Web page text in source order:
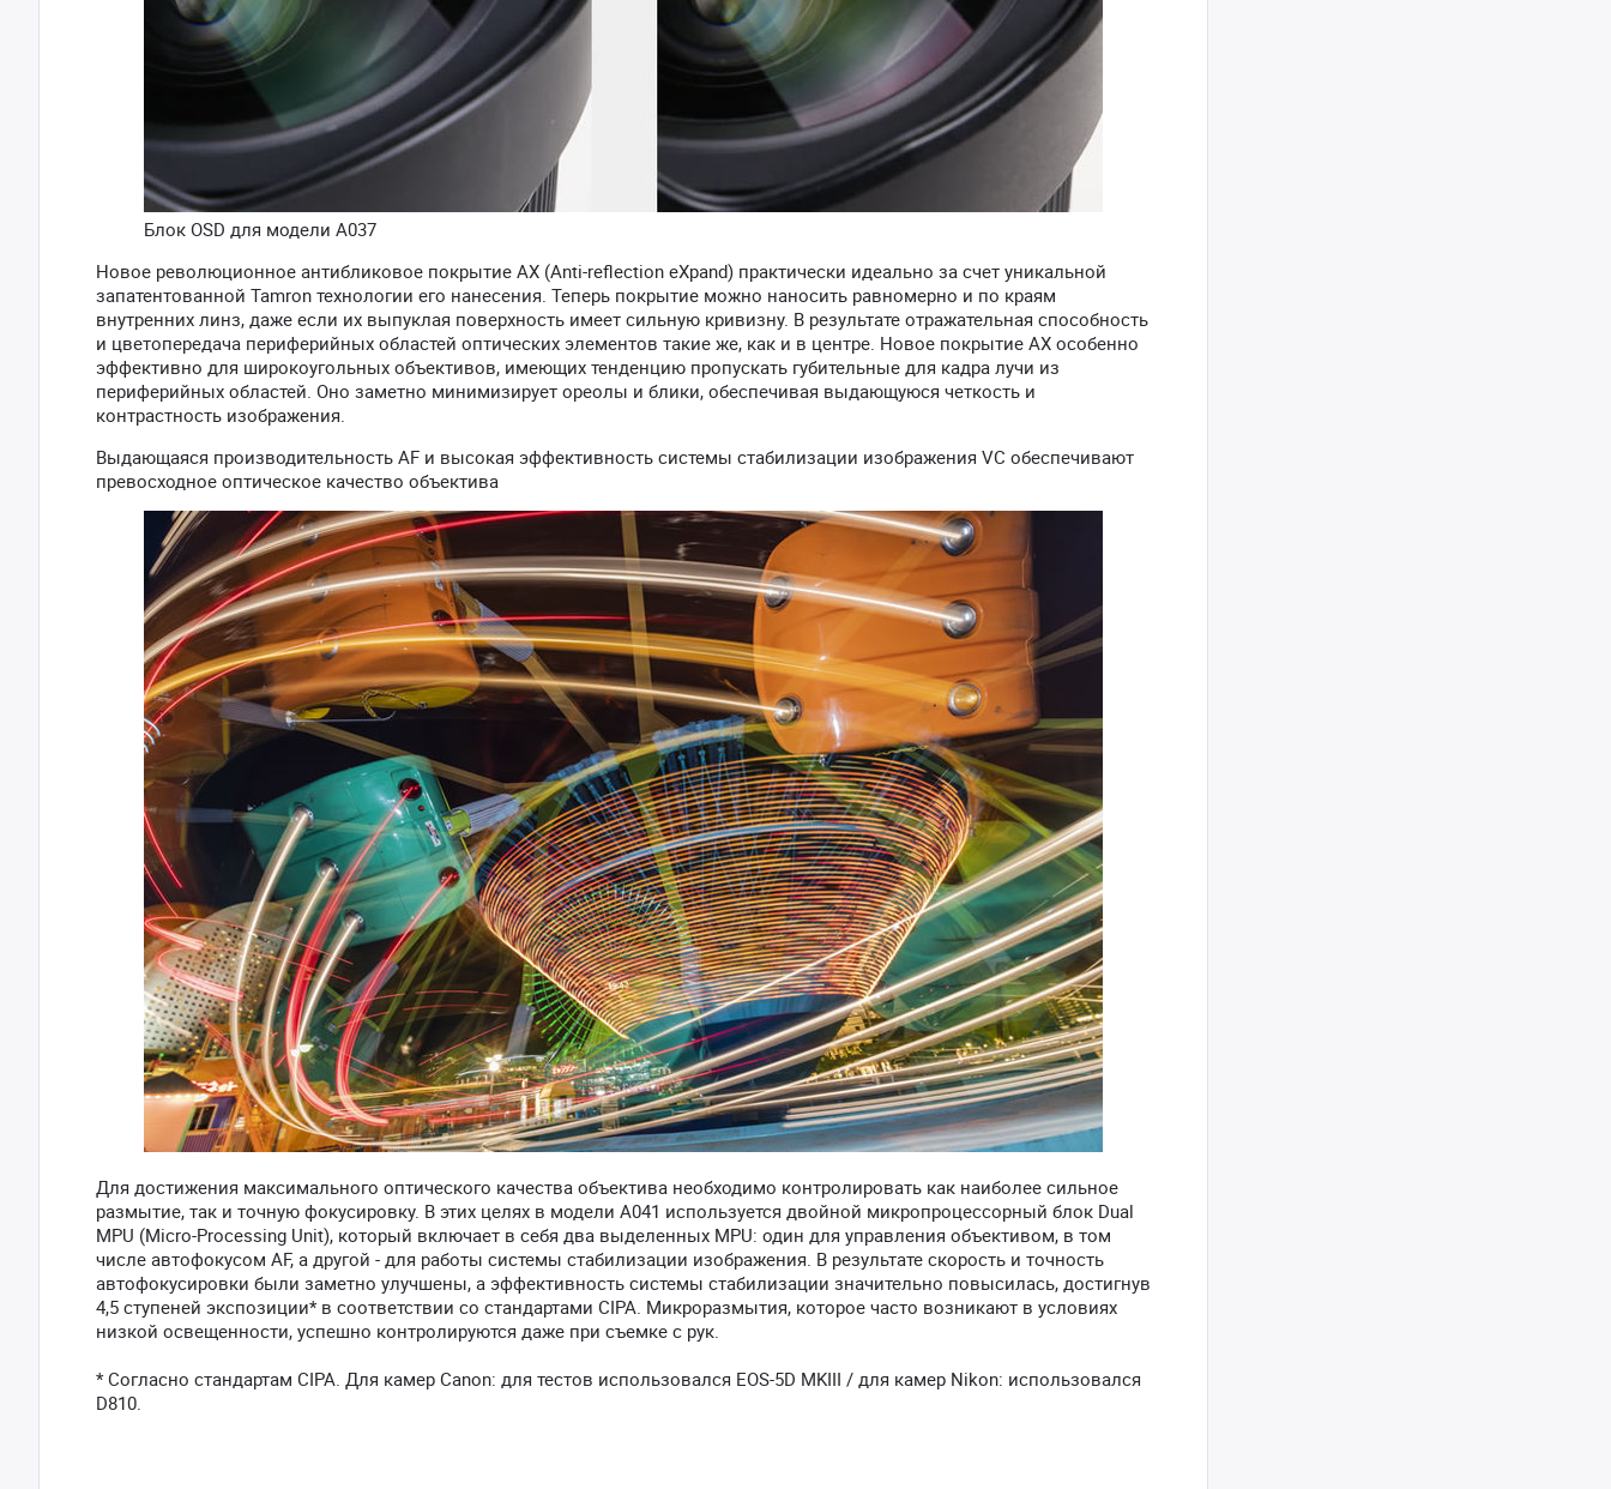
Блок OSD для модели A037
Новое революционное антибликовое покрытие AX (Anti-reflection eXpand) практически идеально за счет уникальной
запатентованной Tamron технологии его нанесения. Теперь покрытие можно наносить равномерно и по краям
внутренних линз, даже если их выпуклая поверхность имеет сильную кривизну. В результате отражательная способность
и цветопередача периферийных областей оптических элементов такие же, как и в центре. Новое покрытие AX особенно
эффективно для широкоугольных объективов, имеющих тенденцию пропускать губительные для кадра лучи из
периферийных областей. Оно заметно минимизирует ореолы и блики, обеспечивая выдающуюся четкость и
контрастность изображения.
Выдающаяся производительность AF и высокая эффективность системы стабилизации изображения VC обеспечивают
превосходное оптическое качество объектива
Для достижения максимального оптического качества объектива необходимо контролировать как наиболее сильное
размытие, так и точную фокусировку. В этих целях в модели A041 используется двойной микропроцессорный блок Dual
MPU (Micro-Processing Unit), который включает в себя два выделенных MPU: один для управления объективом, в том
числе автофокусом AF, а другой - для работы системы стабилизации изображения. В результате скорость и точность
автофокусировки были заметно улучшены, а эффективность системы стабилизации значительно повысилась, достигнув
4,5 ступеней экспозиции* в соответствии со стандартами CIPA. Микроразмытия, которое часто возникают в условиях
низкой освещенности, успешно контролируются даже при съемке с рук.
* Согласно стандартам CIPA. Для камер Canon: для тестов использовался EOS-5D MKIII / для камер Nikon: использовался
D810.